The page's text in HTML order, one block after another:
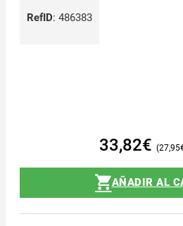
RefID: 486383
33,82€ 27,95
AÑADIR AL